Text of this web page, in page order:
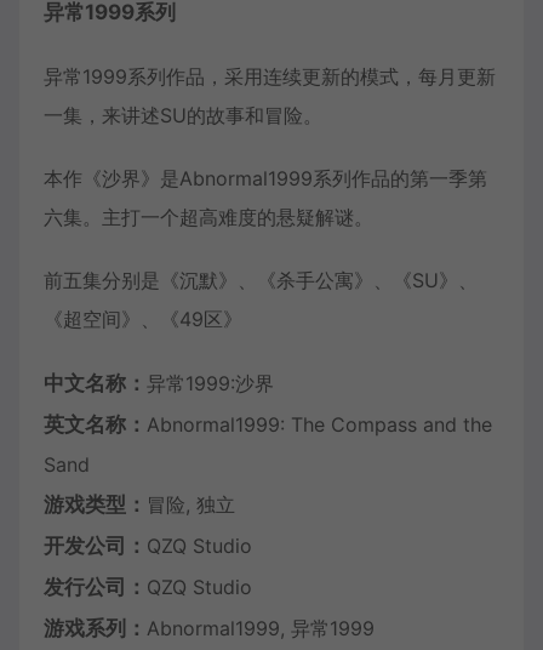
异常1999系列
异常1999系列作品，采用连续更新的模式，每月更新
一集，来讲述SU的故事和冒险。
本作《沙界》是Abnormal1999系列作品的第一季第
六集。主打一个超高难度的悬疑解谜。
前五集分别是《沉默》、《杀手公寓》、《SU》、
《超空间》、《49区》
中文名称： 异常1999:沙界
英文名称： Abnormal1999: The Compass and the
Sand
游戏类型： 冒险, 独立
开发公司： QZQ Studio
发行公司： QZQ Studio
游戏系列： Abnormal1999, 异常1999